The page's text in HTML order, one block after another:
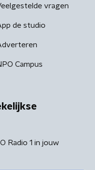
vragen
de studio
Campus
Radio 1 in jouw